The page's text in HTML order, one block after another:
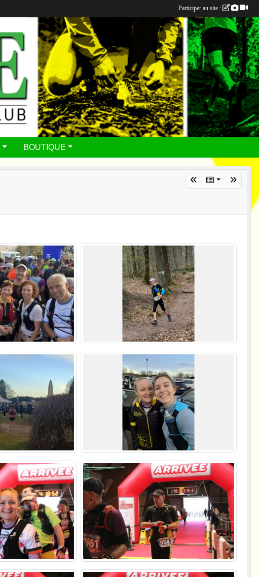
BOUTIQUE
Participer au site :